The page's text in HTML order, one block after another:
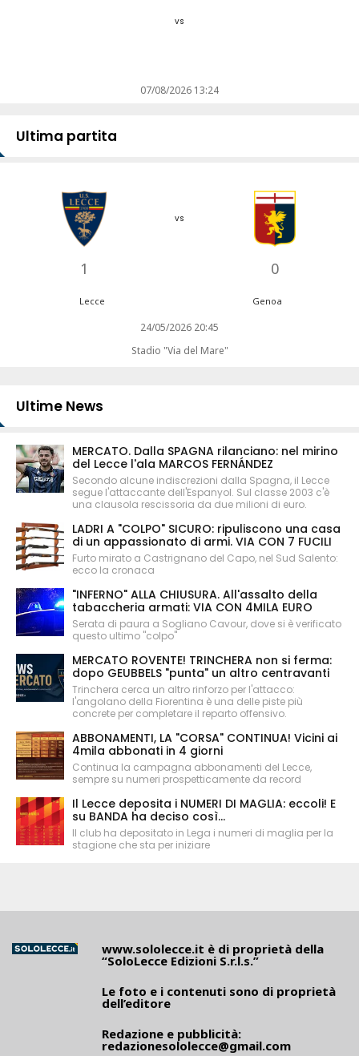
vs
07/08/2026 13:24
Ultima partita
1
vs
0
Lecce Genoa
24/05/2026 20:45
Stadio "Via del Mare"
Ultime News
MERCATO. Dalla SPAGNA rilanciano: nel mirino
del Lecce l'ala MARCOS FERNÁNDEZ
Secondo alcune indiscrezioni dalla Spagna, il Lecce
segue l'attaccante dell'Espanyol. Sul classe 2003 c'è
una clausola rescissoria da due milioni di euro.
LADRI A "COLPO" SICURO: ripuliscono una casa
di un appassionato di armi. VIA CON 7 FUCILI
Furto mirato a Castrignano del Capo, nel Sud Salento:
ecco la cronaca
"INFERNO" ALLA CHIUSURA. All'assalto della
tabaccheria armati: VIA CON 4MILA EURO
Serata di paura a Sogliano Cavour, dove si è verificato
questo ultimo "colpo"
MERCATO ROVENTE! TRINCHERA non si ferma:
dopo GEUBBELS "punta" un altro centravanti
Trinchera cerca un altro rinforzo per l'attacco:
l'angolano della Fiorentina è una delle piste più
concrete per completare il reparto offensivo.
ABBONAMENTI, LA "CORSA" CONTINUA! Vicini ai
4mila abbonati in 4 giorni
Continua la campagna abbonamenti del Lecce,
sempre su numeri prospetticamente da record
Il Lecce deposita i NUMERI DI MAGLIA: eccoli! E
su BANDA ha deciso così...
Il club ha depositato in Lega i numeri di maglia per la
stagione che sta per iniziare
www.sololecce.it è di proprietà della
“SoloLecce Edizioni S.r.l.s.”
Le foto e i contenuti sono di proprietà
dell’editore
Redazione e pubblicità:
redazionesololecce@gmail.com